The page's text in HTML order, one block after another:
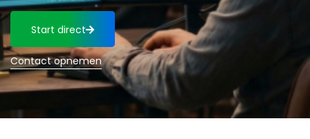
Start direct
Contact opnemen